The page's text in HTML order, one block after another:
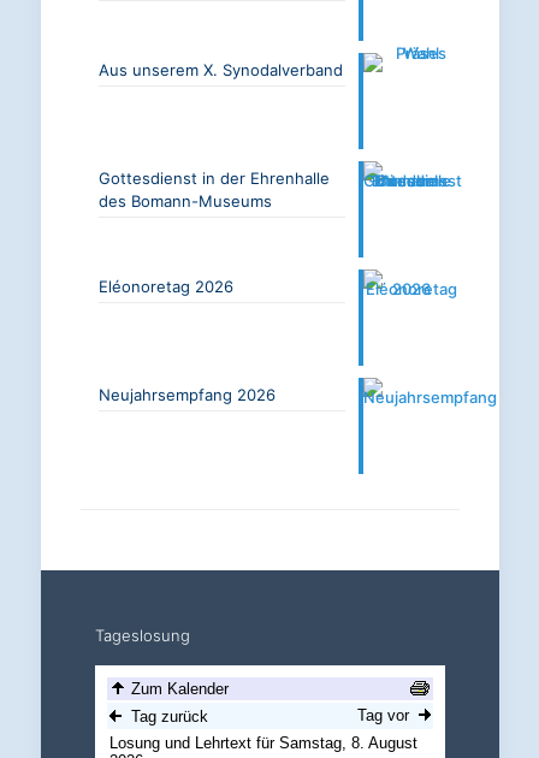
Aus unserem X. Synodalverband
Gottesdienst in der Ehrenhalle
des Bomann-Museums
Eléonoretag 2026
Neujahrsempfang 2026
Tageslosung